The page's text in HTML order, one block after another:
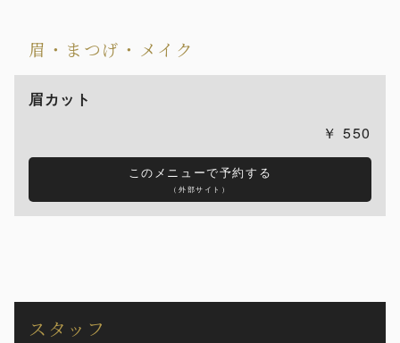
眉・まつげ・メイク
眉カット
550
このメニューで予約する
（外部サイト）
スタッフ